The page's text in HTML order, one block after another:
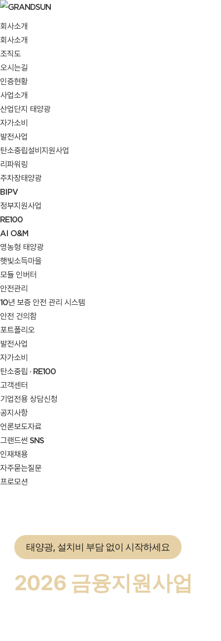
회사소개
회사소개
조직도
오시는길
인증현황
사업소개
산업단지 태양광
자가소비
발전사업
탄소중립설비지원사업
리파워링
주차장태양광
BIPV
정부지원사업
RE100
AI O&M
영농형 태양광
햇빛소득마을
모듈 인버터
안전관리
10년 보증 안전 관리 시스템
안전 건의함
포트폴리오
발전사업
자가소비
탄소중립 · RE100
고객센터
기업전용 상담신청
공지사항
언론보도자료
그랜드썬 SNS
인재채용
자주묻는질문
프로모션
태양광, 설치비 부담 없이 시작하세요
2026 금융지원사업